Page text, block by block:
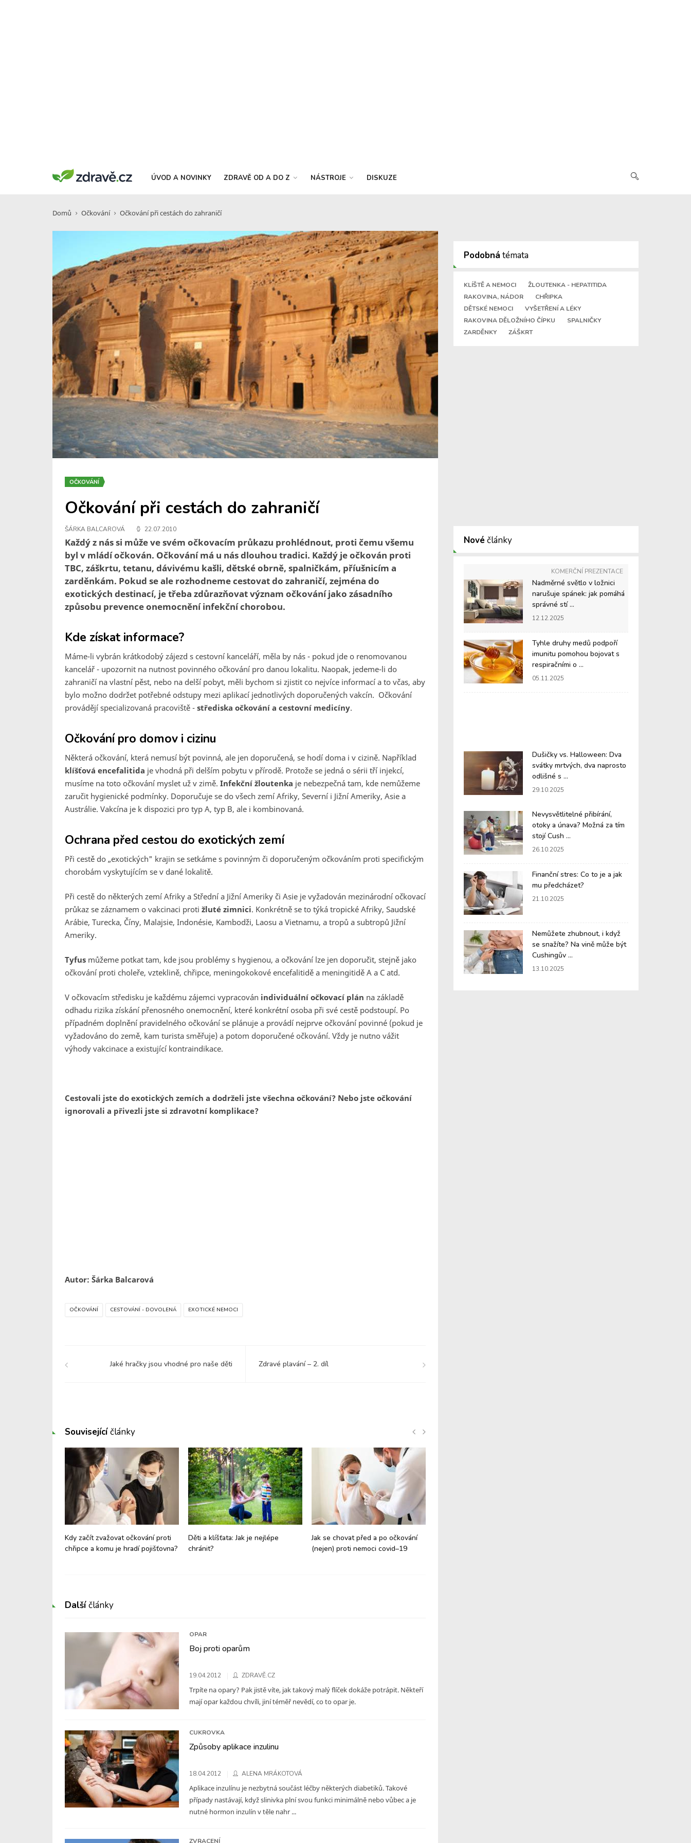
ÚVOD A NOVINKY ZDRAVĚ OD A DO Z NÁSTROJE DISKUZE
Domů Očkování Očkování při cestách do zahraničí
OČKOVÁNÍ
Očkování při cestách do zahraničí
ŠÁRKA BALCAROVÁ 22.07.2010
Každý z nás si může ve svém očkovacím průkazu prohlédnout, proti čemu všemu
byl v mládí očkován. Očkování má u nás dlouhou tradici. Každý je očkován proti
TBC, záškrtu, tetanu, dávivému kašli, dětské obrně, spalničkám, příušnicím a
zarděnkám. Pokud se ale rozhodneme cestovat do zahraničí, zejména do
exotických destinací, je třeba zdůrazňovat význam očkování jako zásadního
způsobu prevence onemocnění infekční chorobou.
Kde získat informace?
Máme-li vybrán krátkodobý zájezd s cestovní kanceláří, měla by nás - pokud jde o renomovanou
kancelář - upozornit na nutnost povinného očkování pro danou lokalitu. Naopak, jedeme-li do
zahraničí na vlastní pěst, nebo na delší pobyt, měli bychom si zjistit co nejvíce informací a to včas, aby
bylo možno dodržet potřebné odstupy mezi aplikací jednotlivých doporučených vakcín. Očkování
provádějí specializovaná pracoviště - střediska očkování a cestovní medicíny.
Očkování pro domov i cizinu
Některá očkování, která nemusí být povinná, ale jen doporučená, se hodí doma i v cizině. Například
klíšťová encefalitida je vhodná při delším pobytu v přírodě. Protože se jedná o sérii tří injekcí,
musíme na toto očkování myslet už v zimě. Infekční žloutenka je nebezpečná tam, kde nemůžeme
zaručit hygienické podmínky. Doporučuje se do všech zemí Afriky, Severní i Jižní Ameriky, Asie a
Austrálie. Vakcína je k dispozici pro typ A, typ B, ale i kombinovaná.
Ochrana před cestou do exotických zemí
Při cestě do „exotických" krajin se setkáme s povinným či doporučeným očkováním proti specifickým
chorobám vyskytujícím se v dané lokalitě.
Při cestě do některých zemí Afriky a Střední a Jižní Ameriky či Asie je vyžadován mezinárodní očkovací
průkaz se záznamem o vakcinaci proti žluté zimnici. Konkrétně se to týká tropické Afriky, Saudské
Arábie, Turecka, Číny, Malajsie, Indonésie, Kambodži, Laosu a Vietnamu, a tropů a subtropů Jižní
Ameriky.
Tyfus můžeme potkat tam, kde jsou problémy s hygienou, a očkování lze jen doporučit, stejně jako
očkování proti choleře, vzteklině, chřipce, meningokokové encefalitidě a meningitidě A a C atd.
V očkovacím středisku je každému zájemci vypracován individuální očkovací plán na základě
odhadu rizika získání přenosného onemocnění, které konkrétní osoba při své cestě podstoupí. Po
případném doplnění pravidelného očkování se plánuje a provádí nejprve očkování povinné (pokud je
vyžadováno do země, kam turista směřuje) a potom doporučené očkování. Vždy je nutno vážit
výhody vakcinace a existující kontraindikace.
Cestovali jste do exotických zemích a dodrželi jste všechna očkování? Nebo jste očkování
ignorovali a přivezli jste si zdravotní komplikace?
Autor: Šárka Balcarová
OČKOVÁNÍ CESTOVÁNÍ - DOVOLENÁ EXOTICKÉ NEMOCI
Jaké hračky jsou vhodné pro naše děti Zdravé plavání – 2. díl
Podobná témata
KLÍŠTĚ A NEMOCI
ŽLOUTENKA - HEPATITIDA
RAKOVINA, NÁDOR
CHŘIPKA
DĚTSKÉ NEMOCI
VYŠETŘENÍ A LÉKY
RAKOVINA DĚLOŽNÍHO ČÍPKU
SPALNIČKY
ZARDĚNKY
ZÁŠKRT
Nové články
KOMERČNÍ PREZENTACE
Nadměrné světlo v ložnici
narušuje spánek: jak pomáhá
správné stí ...
12.12.2025
Tyhle druhy medů podpoří
imunitu pomohou bojovat s
respiračními o ...
05.11.2025
Dušičky vs. Halloween: Dva
svátky mrtvých, dva naprosto
odlišné s ...
29.10.2025
Nevysvětlitelné přibírání,
otoky a únava? Možná za tím
stojí Cush ...
26.10.2025
Finanční stres: Co to je a jak
mu předcházet?
21.10.2025
Nemůžete zhubnout, i když
se snažíte? Na vině může být
Cushingův ...
13.10.2025
Souvisejícíčlánky
Kdy začít zvažovat očkování proti
chřipce a komu je hradí pojišťovna?
Děti a klíšťata: Jak je nejlépe
chránit?
Jak se chovat před a po očkování
(nejen) proti nemoci covid–19
Dalšíčlánky
OPAR
Boj proti oparům
19.04.2012 ZDRAVĚ.CZ
Trpíte na opary? Pak jistě víte, jak takový malý flíček dokáže potrápit. Někteří
mají opar každou chvíli, jiní téměř nevědí, co to opar je.
CUKROVKA
Způsoby aplikace inzulinu
18.04.2012 ALENA MRÁKOTOVÁ
Aplikace inzulínu je nezbytná součást léčby některých diabetiků. Takové
případy nastávají, když slinivka plní svou funkci minimálně nebo vůbec a je
nutné hormon inzulín v těle nahr ...
ZVRACENÍ